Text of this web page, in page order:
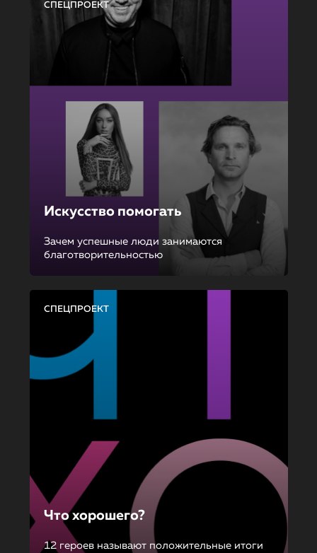
СПЕЦПРОЕКТ
Искусство помогать
Зачем успешные люди занимаются
благотворительностью
СПЕЦПРОЕКТ
Что хорошего?
12 героев называют положительные итоги